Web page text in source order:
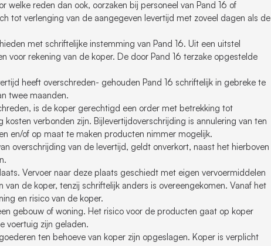
reden dan ook, oorzaken bij personeel van Pand 16 of
tot verlenging van de aangegeven levertijd met zoveel dagen als de
met schriftelijke instemming van Pand 16. Uit een uitstel
voor rekening van de koper. De door Pand 16 terzake opgestelde
heeft overschreden- gehouden Pand 16 schriftelijk in gebreke te
twee maanden.
is de koper gerechtigd een order met betrekking tot
verbonden zijn. Bijlevertijdoverschrijding is annulering van ten
en/of op maat te maken producten nimmer mogelijk.
overschrijding van de levertijd, geldt onverkort, naast het hierboven
Vervoer naar deze plaats geschiedt met eigen vervoermiddelen
de koper, tenzij schriftelijk anders is overeengekomen. Vanaf het
en risico van de koper.
gebouw of woning. Het risico voor de producten gaat op koper
voertuig zijn geladen.
ten behoeve van koper zijn opgeslagen. Koper is verplicht